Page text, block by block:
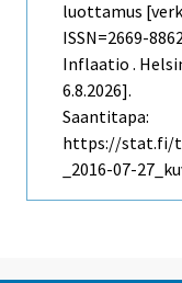
luottamus
ISSN=2669-
Inflaatio .
6.8.2026].
Saantitapa:
https://stat.fi/
_2016-07-